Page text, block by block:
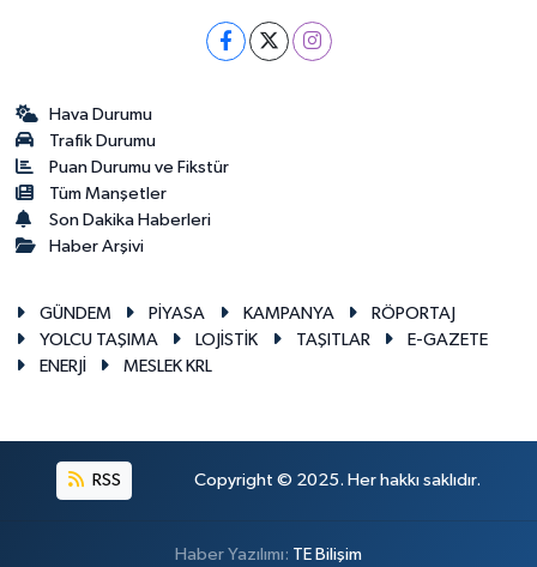
Hava Durumu
Trafik Durumu
Puan Durumu ve Fikstür
Tüm Manşetler
Son Dakika Haberleri
Haber Arşivi
GÜNDEM PİYASA KAMPANYA
RÖPORTAJ
YOLCU TAŞIMA
LOJİSTİK TAŞITLAR
E-GAZETE
ENERJİ
MESLEK KRL
RSS Copyright © 2025. Her hakkı saklıdır.
Haber Yazılımı: TE Bilişim